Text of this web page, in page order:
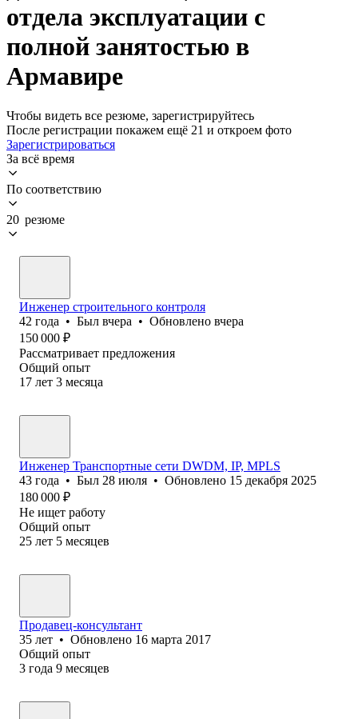
отдела эксплуатации с
полной занятостью в
Армавире
Чтобы видеть все резюме, зарегистрируйтесь
После регистрации покажем ещё 21 и откроем фото
Зарегистрироваться
За всё время
По соответствию
20 резюме
Инженер строительного контроля
42 года • Был вчера • Обновлено вчера
150 000 ₽
Рассматривает предложения
Общий опыт
17 лет 3 месяца
Инженер Транспортные сети DWDM, IP, MPLS
43 года • Был 28 июля • Обновлено 15 декабря 2025
180 000 ₽
Не ищет работу
Общий опыт
25 лет 5 месяцев
Продавец-консультант
35 лет • Обновлено 16 марта 2017
Общий опыт
3 года 9 месяцев